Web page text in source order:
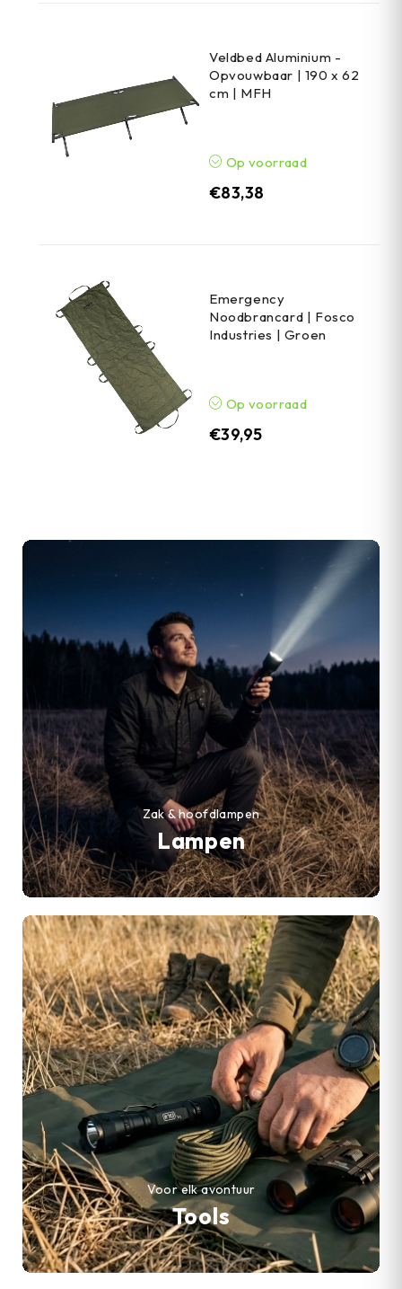
Veldbed Aluminium -
Opvouwbaar | 190 x 62
cm | MFH
Op voorraad
€83,38
Emergency
Noodbrancard | Fosco
Industries | Groen
Op voorraad
€39,95
Lampen
Zak & hoofdlampen
Tools
Voor elk avontuur